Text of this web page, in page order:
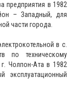
предприятия в 1982
– Западный, для
части города.
в с.
по техническому
Чолпон-Ата в 1982
эксплуатационный